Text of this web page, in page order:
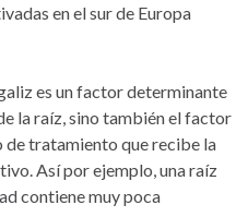
en el sur de Europa
es un factor determinante
la raíz, sino también el factor
tratamiento que recibe la
Así por ejemplo, una raíz
contiene muy poca